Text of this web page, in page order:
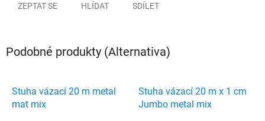
ZEPTAT SE HLÍDAT SDÍLET
Podobné produkty (Alternativa)
Stuha vázací 20 m metal
mat mix
Stuha vázací 20 m x 1 cm
Jumbo metal mix